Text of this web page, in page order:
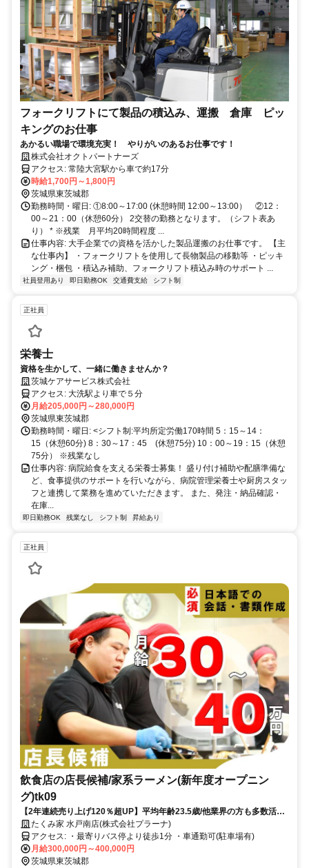
フォークリフトにて製品の積込み、運搬 倉庫 ピッ
キングのお仕事
あかるい職場で環境充実！ やりがいのあるお仕事です！
株式会社オクトパートナーズ
アクセス: 常陸大宮駅から車で約17分
時給1,700円～1,800円
茨城県東茨城郡
勤務時間・曜日: ①8:00～17:00 (休憩時間 12:00～13:00） ②12：
00～21：00（休憩60分） 2交替の勤務となります。（シフト表あ
り） * ※残業 月平均20時間程度 ...
仕事内容: 大手企業での資格を活かした製品運搬のお仕事です。 【主
な仕事内】 ・フォークリフトを使用して長物製品の移動等 ・ピッキ
ング・梱包 ・積込み補助、フォークリフト積込み時のサポート ...
社員登用あり 即日勤務OK 交通費支給 シフト制
正社員
栄養士
資格を生かして、一緒に働きませんか？
茨城ケアサービス株式会社
アクセス: 大洗駅より車で５分
月給205,000円～280,000円
茨城県東茨城郡
勤務時間・曜日: <シフト制:平均所定労働170時間 5：15～14：
15（休憩60分) 8：30～17：45 (休憩75分) 10：00～19：15（休憩
75分） ※残業なし
仕事内容: 病院給食を支える栄養士募集！ 盛り付け補助や配膳準備な
ど、食事提供のサポートを行いながら、病院管理栄養士や厨房スタッ
フと連携して業務を進めていただきます。 また、発注・納品確認・
在庫...
即日勤務OK 残業なし シフト制 昇給あり
正社員
飲食店の店長候補/家系ラーメン(新年度オープニン
グ)tk09
【2年連続売り上げ120％超UP】平均年齢23.5歳/他業界の方も多数活躍
中 たくみ家 水戸南店(株式会社プラーナ)
アクセス: ・最寄りバス停より徒歩1分 ・車通勤可(駐車場有)
月給300,000円～400,000円
茨城県東茨城郡